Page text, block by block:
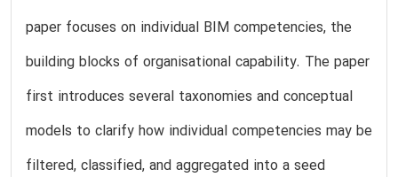
paper focuses on individual BIM competencies, the
building blocks of organisational capability. The paper
first introduces several taxonomies and conceptual
models to clarify how individual competencies may be
filtered, classified, and aggregated into a seed